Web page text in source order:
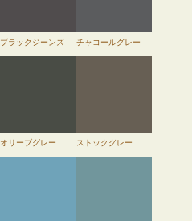
ブラックジーンズ チャコールグレー
オリーブグレー ストックグレー